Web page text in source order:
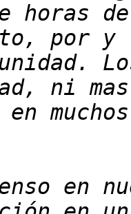
horas
en
en